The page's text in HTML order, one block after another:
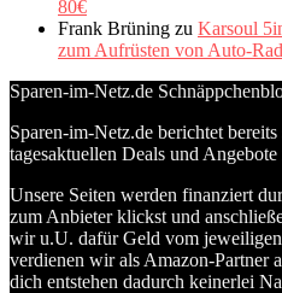
80€
Frank Brüning zu Karsoul
zum Aufrüsten von Auto-
Sparen-im-Netz.de
Sparen-im-Netz.de berichtet
tagesaktuellen Deals und
Unsere Seiten werden finanziert
zum Anbieter klickst und
wir u.U. dafür Geld vom
verdienen wir als Amazon-Partner
dich entstehen dadurch keinerlei